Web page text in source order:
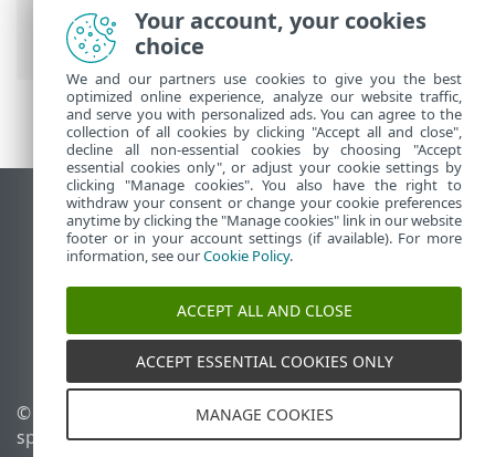
ESET Online pomocník> ESET Endpoint
Security >Ako začať > Kontextové menu
Zobraziť stránku ako na počítači
End of Life
Databáza znalostí ESET
ESET Fórum
ESET Status Portal
Technická podpora
© 1992 - 2026 ESET,
spol. s r. o. Všetky práva
Spravovať súbory cookie
Zásady používania súborov
Your account, your cookies
choice
We and our partners use cookies to give you the best
optimized online experience, analyze our website traffic,
and serve you with personalized ads. You can agree to the
collection of all cookies by clicking "Accept all and close",
decline all non-essential cookies by choosing "Accept
essential cookies only", or adjust your cookie settings by
clicking "Manage cookies". You also have the right to
withdraw your consent or change your cookie preferences
anytime by clicking the "Manage cookies" link in our website
footer or in your account settings (if available). For more
information, see ourCookie Policy.
ACCEPT ALL AND CLOSE
ACCEPT ESSENTIAL COOKIES ONLY
MANAGE COOKIES